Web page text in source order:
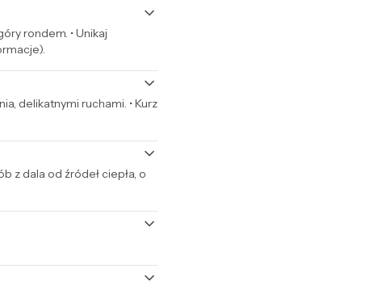
rondem. • Unikaj
delikatnymi ruchami. • Kurz
z dala od źródeł ciepła, o